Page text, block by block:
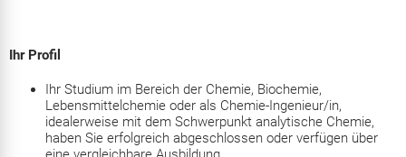
Ihr Profil
Ihr Studium im Bereich der Chemie, Biochemie,
Lebensmittelchemie oder als Chemie-Ingenieur/in,
idealerweise mit dem Schwerpunkt analytische Chemie,
haben Sie erfolgreich abgeschlossen oder verfügen über